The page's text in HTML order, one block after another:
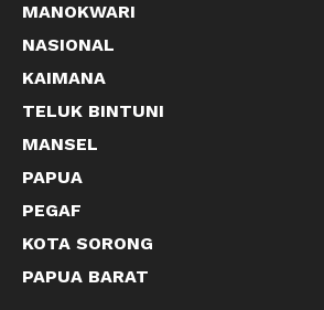
MANOKWARI
NASIONAL
KAIMANA
TELUK BINTUNI
MANSEL
PAPUA
PEGAF
KOTA SORONG
PAPUA BARAT